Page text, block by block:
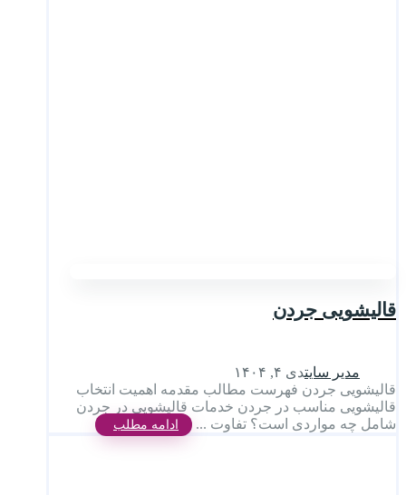
قالیشویی جردن
مدیر سایتدی ۴, ۱۴۰۴
قالیشویی جردن فهرست مطالب مقدمه اهمیت انتخاب
قالیشویی مناسب در جردن خدمات قالیشویی در جردن
شامل چه مواردی است؟ تفاوت ...
ادامه مطلب